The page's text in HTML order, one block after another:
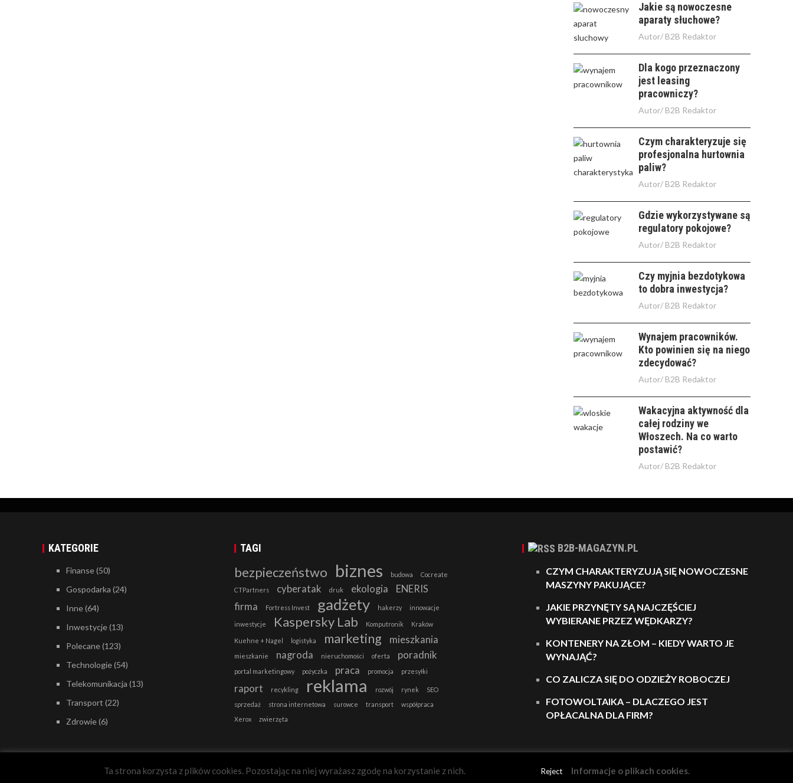
Jakie są nowoczesne
aparaty słuchowe?
Autor/ B2B Redaktor
Dla kogo przeznaczony
jest leasing
pracowniczy?
Autor/ B2B Redaktor
Czym charakteryzuje się
profesjonalna hurtownia
paliw?
Autor/ B2B Redaktor
Gdzie wykorzystywane są
regulatory pokojowe?
Autor/ B2B Redaktor
Czy myjnia bezdotykowa
to dobra inwestycja?
Autor/ B2B Redaktor
Wynajem pracowników.
Kto powinien się na niego
zdecydować?
Autor/ B2B Redaktor
Wakacyjna aktywność dla
całej rodziny we
Włoszech. Na co warto
postawić?
Autor/ B2B Redaktor
KATEGORIE
Finanse(50)
Gospodarka (24)
Inne(64)
Inwestycje(13)
Polecane(123)
Technologie(54)
Telekomunikacja (13)
Transport (22)
Zdrowie(6)
TAGI
bezpieczeństwo biznes budowa
Cocreate
CTPartners
cyberatak druk ekologia
ENERIS
firma
Fortress Invest gadżety hakerzy innowacje
inwestycje Kaspersky Lab Komputronik Kraków
Kuehne + Nagel logistyka marketing mieszkania
mieszkanie nagroda nieruchomości oferta poradnik
portal marketingowy pożyczka praca promocja przesyłki
raport recykling reklama rozwój rynek
SEO
sprzedaż
strona internetowa surowce transport
współpraca
Xerox
zwierzęta
B2B-MAGAZYN.PL
CZYM CHARAKTERYZUJĄ SIĘ NOWOCZESNE
MASZYNY PAKUJĄCE?
JAKIE PRZYNĘTY SĄ NAJCZĘŚCIEJ
WYBIERANE PRZEZ WĘDKARZY?
KONTENERY NA ZŁOM – KIEDY WARTO JE
WYNAJĄĆ?
CO ZALICZA SIĘ DO ODZIEŻY ROBOCZEJ
FOTOWOLTAIKA – DLACZEGO JEST
OPŁACALNA DLA FIRM?
B2B-MAGAZYN.PL
Ta strona korzysta z plików cookies. Pozostając na niej wyrażasz zgodę na korzystanie z nich. Reject Informacje o plikach cookies.